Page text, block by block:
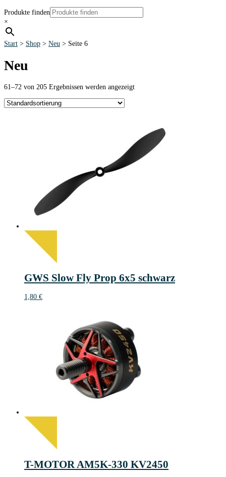
Produkte finden
×
Start > Shop > Neu > Seite 6
Neu
61–72 von 205 Ergebnissen werden angezeigt
GWS Slow Fly Prop 6x5 schwarz
1,80 €
T-MOTOR AM5K-330 KV2450